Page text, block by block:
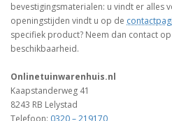
bevestigingsmaterialen: u vindt er alles
openingstijden vindt u op de
specifiek product? Neem dan contact
beschikbaarheid.
Onlinetuinwarenhuis.nl
Kaapstanderweg 41
8243 RB Lelystad